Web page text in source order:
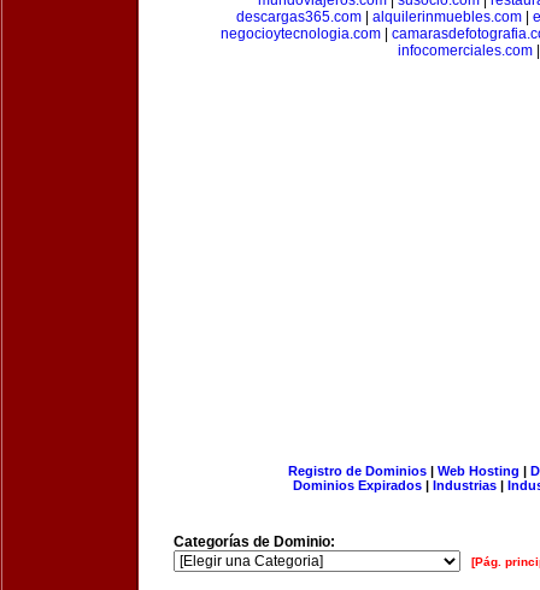
descargas365.com| alquilerinmuebles.com|
negocioytecnologia.com
infocomerciales.com
Registro de Dominios| Web Hosting |
Dominios Expirados | Industrias |
Categorías de Dominio:
[Pág.